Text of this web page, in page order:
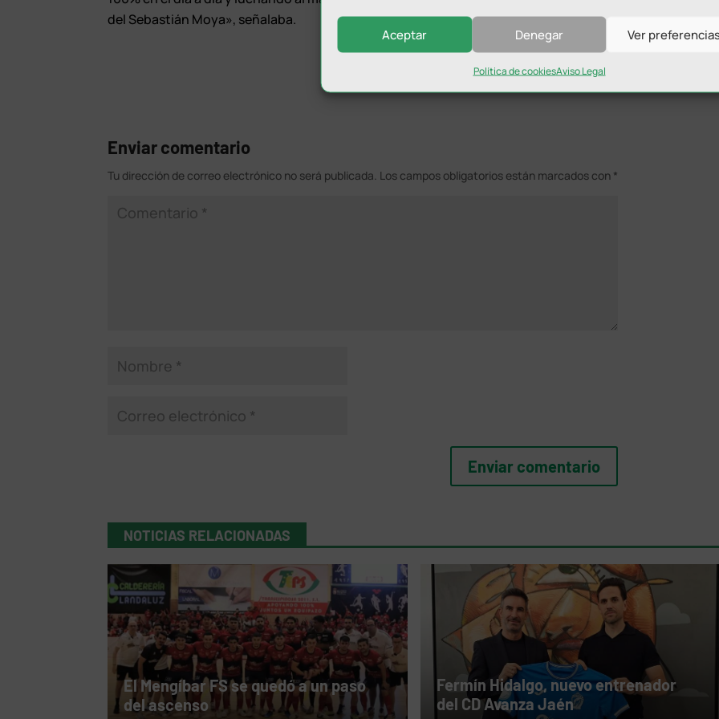
Aceptar Denegar Ver
Política de cookiesAviso Legal
del Sebastián Moya», señalaba.
Enviar comentario
Tu dirección de correo electrónico no será publicada. Los campos obligatorios están marcados con *
NOTICIAS RELACIONADAS
El Mengíbar FS se quedó a un paso
del ascenso
Fermín Hidalgo, nuevo entrenador
del CD Avanza Jaén